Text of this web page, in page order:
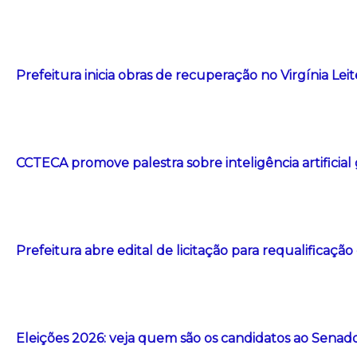
Prefeitura inicia obras de recuperação no Virgínia
CCTECA promove palestra sobre inteligência
Prefeitura abre edital de licitação para
Eleições 2026: veja quem são os candidatos ao